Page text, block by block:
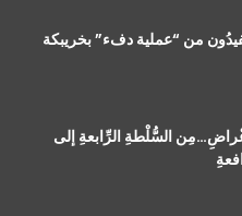
السُّلْطةِ الرِّابعةِ إلى